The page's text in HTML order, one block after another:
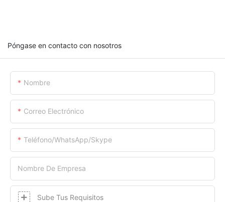
Póngase en contacto con nosotros
Nombre
Correo Electrónico
Teléfono/WhatsApp/Skype
Nombre De Empresa
Sube Tus Requisitos